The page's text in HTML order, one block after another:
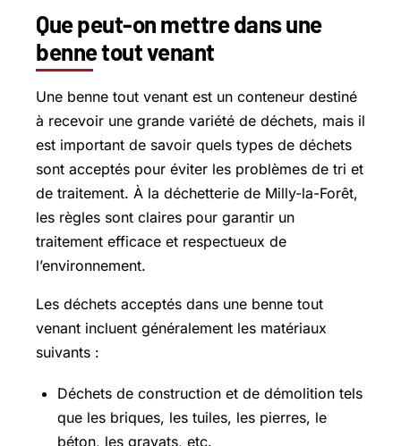
Que peut-on mettre dans une
benne tout venant
Une benne tout venant est un conteneur destiné
à recevoir une grande variété de déchets, mais il
est important de savoir quels types de déchets
sont acceptés pour éviter les problèmes de tri et
de traitement. À la déchetterie de Milly-la-Forêt,
les règles sont claires pour garantir un
traitement efficace et respectueux de
l’environnement.
Les déchets acceptés dans une benne tout
venant incluent généralement les matériaux
suivants :
Déchets de construction et de démolition tels
que les briques, les tuiles, les pierres, le
béton, les gravats, etc.